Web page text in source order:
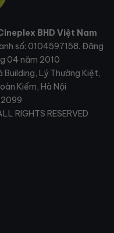
BHD Việt Nam
số: 0104597158. Đăng
04 năm 2010
Building, Lý Thường Kiệt,
Kiếm, Hà Nội
RIGHTS RESERVED